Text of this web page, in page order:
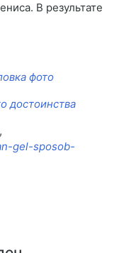
В результате
фото
достоинства
gel-sposob-